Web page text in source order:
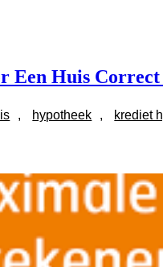
Een Huis
, hypotheek , krediet